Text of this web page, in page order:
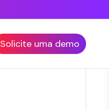
Solicite uma demo